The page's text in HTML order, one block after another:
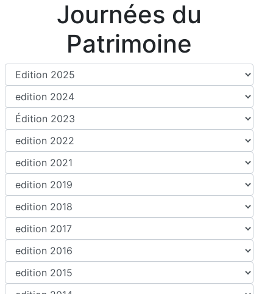
Journées du
Patrimoine